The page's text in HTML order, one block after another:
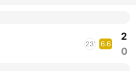
23' 6.6
2
0